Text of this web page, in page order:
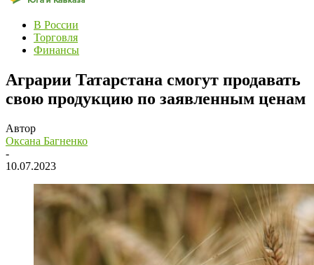
В России
Торговля
Финансы
Аграрии Татарстана смогут продавать
свою продукцию по заявленным ценам
Автор
Оксана Багненко
-
10.07.2023